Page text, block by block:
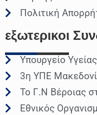
Πολιτική
εξωτερικοι
Υπουργείο Υγείας
3η ΥΠΕ
Το Γ.Ν Βέροιας
Εθνικός